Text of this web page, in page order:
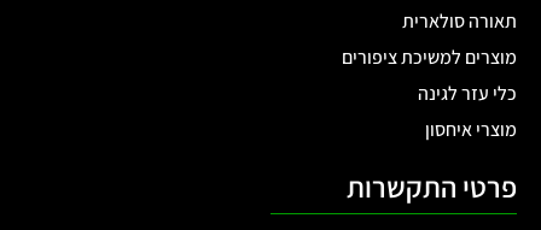
תאורה סולארית
מוצרים למשיכת ציפורים
כלי עזר לגינה
מוצרי איחסון
פרטי התקשרות